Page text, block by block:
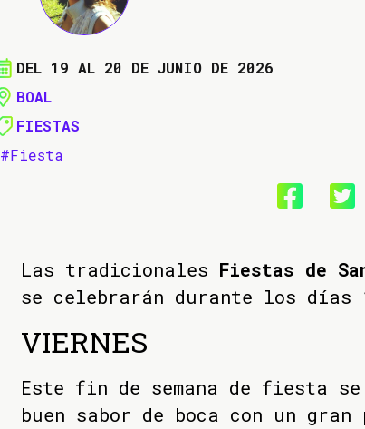
DEL 19 AL 20 DE JUNIO DE 2026
BOAL
FIESTAS
#Fiesta
Las tradicionales Fiestas de
se celebrarán durante los días
VIERNES
Este fin de semana de fiesta
buen sabor de boca con un